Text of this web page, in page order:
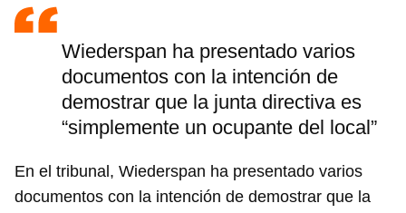
Wiederspan ha presentado varios
documentos con la intención de
demostrar que la junta directiva es
“simplemente un ocupante del local”
En el tribunal, Wiederspan ha presentado varios
documentos con la intención de demostrar que la